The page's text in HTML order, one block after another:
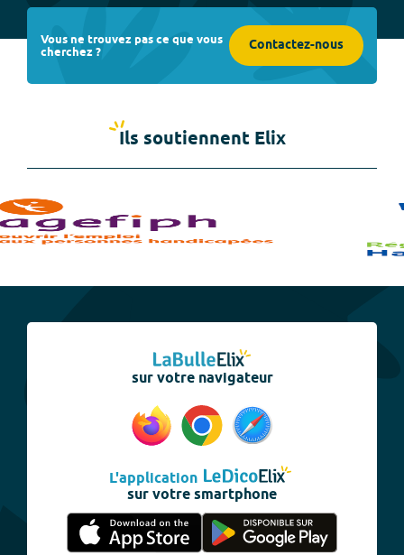
Vous ne trouvez pas ce que vous
cherchez ? Contactez-nous
Ils soutiennent Elix
sur votre navigateur
L'application
sur votre smartphone